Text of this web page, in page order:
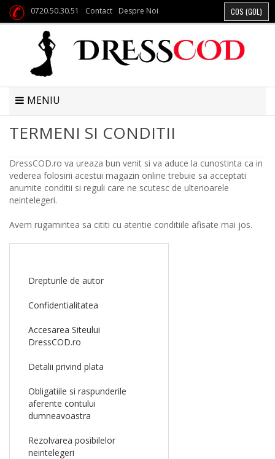
0720.50.30.51 Contact Despre Noi COS (GOL)
MENIU
TERMENI SI CONDITII
DressCOD.ro va ureaza bun venit si va aduce la cunostinta ca in
vederea folosirii acestui magazin online trebuie sa acceptati
anumite conditii si reguli care ne scutesc de ulterioarele
neintelegeri.
Avem rugamintea sa cititi cu atentie conditiile afisate mai jos.
Drepturile de autor
Confidentialitatea
Accesarea Siteului
DressCOD.ro
Detalii privind plata
Obligatiile si raspunderile
aferente contului
dumneavoastra
Rezolvarea posibilelor
neintelegeri